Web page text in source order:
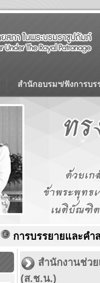
สำนักอบรมฯ/ฟังการบร
การบรรยายและคำส
สำนักงานช่ว
(ส.ช.น.)